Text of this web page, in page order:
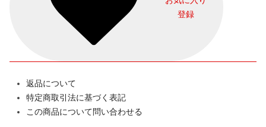
登録
返品について
特定商取引法に基づく表記
この商品について問い合わせる